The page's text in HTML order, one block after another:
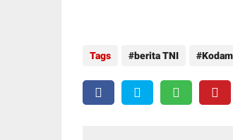
Tags berita TNI